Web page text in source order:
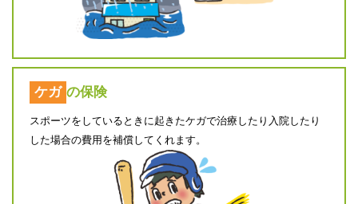
ケガ の保険
スポーツをしているときに起きたケガで治療したり入院したり
した場合の費用を補償してくれます。